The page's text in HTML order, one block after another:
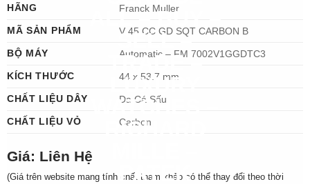
HÃNG
Franck Muller
MÃ SẢN PHẨM
V 45 CC GD SQT CARBON B
BỘ MÁY
Automatic – FM 7002V1GGDTC3
KÍCH THƯỚC
44 x 53.7 mm
CHẤT LIỆU DÂY
Da Cá Sấu
CHẤT LIỆU VỎ
Carbon
Giá: Liên Hệ
(Giá trên website mang tính chất tham khảo có thể thay đổi theo thời